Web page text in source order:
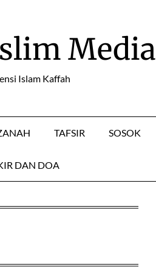
Media
Islam Kaffah
TAFSIR SOSOK
DAN DOA